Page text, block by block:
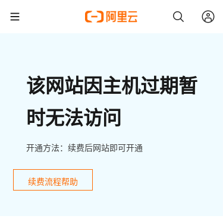
该网站因主机过期暂
时无法访问
开通方法：续费后网站即可开通
续费流程帮助